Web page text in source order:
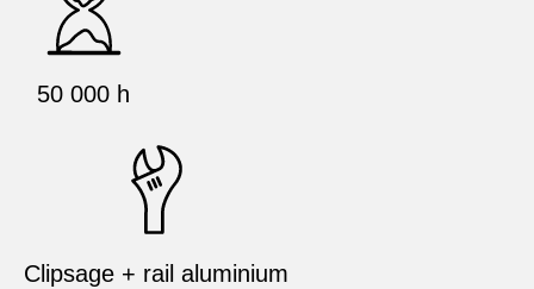
50 000 h
Clipsage + rail aluminium